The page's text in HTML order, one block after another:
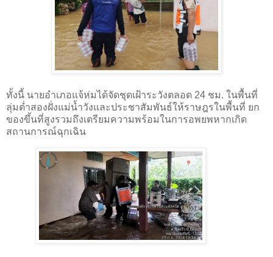
ทั้งนี้ นายอำเภอแจ้ห่มได้จัดชุดเฝ้าระวังตลอด 24 ชม. ในพื้นที่
ลุ่มต่ำสองฝั่งแม่น้ำวังและประชาสัมพันธ์ให้ราษฎรในพื้นที่ ยก
ของขึ้นที่สูงรวมถึงเตรียมความพร้อมในการอพยพหากเกิด
สถานการณ์ฉุกเฉิน